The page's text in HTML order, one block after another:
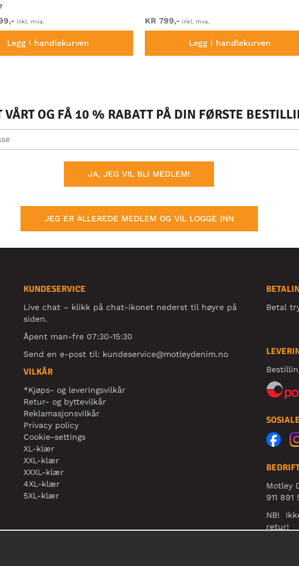
inkl. mva.
Legg i handlekurven
KR 799,- inkl. mva.
Legg i handlekurven
VÅRT OG FÅ 10 % RABATT PÅ DIN FØRSTE
JA, JEG VIL BLI MEDLEM!
JEG ER ALLEREDE MEDLEM OG VIL LOGGE INN
KUNDESERVICE
Live chat – klikk på chat-ikonet nederst til høyre på
siden.
Åpent man-fre 07:30-15:30
Send en e-post til: kundeservice@motleydenim.no
VILKÅR
*Kjøps- og leveringsvilkår
Retur- og byttevilkår
Reklamasjonsvilkår
Privacy policy
Cookie-settings
XL-klær
XXL-klær
XXXL-klær
4XL-klær
5XL-klær
Betal
Motley
911 891
NB!
retur!